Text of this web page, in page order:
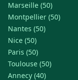
Marseille (50)
Montpellier (50)
Nantes (50)
Nice (50)
Paris (50)
Toulouse (50)
Annecy (40)